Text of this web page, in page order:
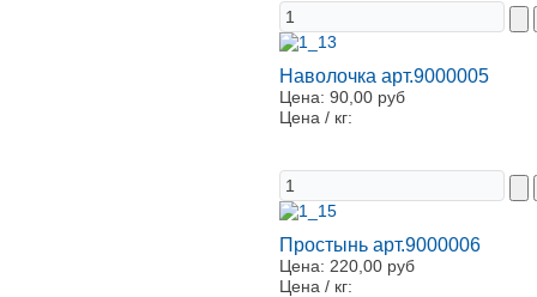
Наволочка арт.9000005
Цена: 90,00 руб
Цена / кг:
Простынь арт.9000006
Цена: 220,00 руб
Цена / кг: